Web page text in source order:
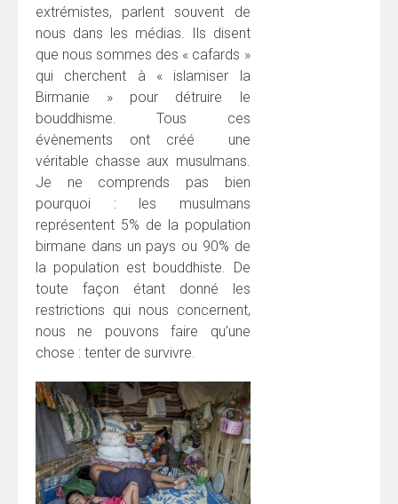
extrémistes, parlent souvent de
nous dans les médias. Ils disent
que nous sommes des « cafards »
qui cherchent à « islamiser la
Birmanie » pour détruire le
bouddhisme. Tous ces
évènements ont créé une
véritable chasse aux musulmans.
Je ne comprends pas bien
pourquoi : les musulmans
représentent 5% de la population
birmane dans un pays ou 90% de
la population est bouddhiste. De
toute façon étant donné les
restrictions qui nous concernent,
nous ne pouvons faire qu’une
chose : tenter de survivre.